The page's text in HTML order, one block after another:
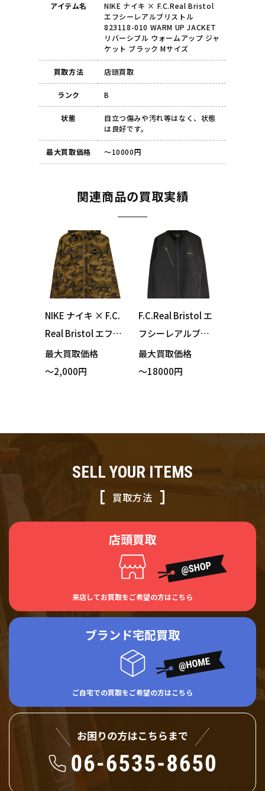
アイテム名
NIKE ナイキ × F.C.Real Bristol
エフシーレアルブリストル
823118-010 WARM UP JACKET
リバーシブル ウォームアップ ジャ
ケット ブラック Mサイズ
買取方法 店頭買取
ランク B
状態
目立つ傷みや汚れ等はなく、状態
は良好です。
最大買取価格 ～10000円
関連商品の買取実績
NIKE ナイキ × F.C.
Real Bristol エフシ
ーレアルブリスト
ル 440607-200 ト
買い取りました！
最大買取価格
～2,000円
F.C.Real Bristol エ
フシーレアルブリ
ストル FCRB-2220
18 PDK HYBRID JA
最大買取価格
～18000円
SELL YOUR ITEMS
買取方法
店頭買取
来店してお買取をご希望の方はこちら
ブランド宅配買取
ご自宅での買取をご希望の方はこちら